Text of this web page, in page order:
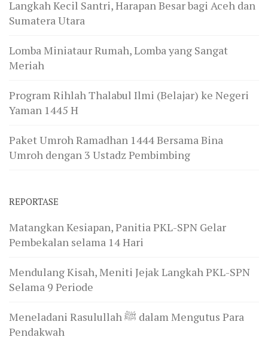
Langkah Kecil Santri, Harapan Besar bagi Aceh dan
Sumatera Utara
Lomba Miniataur Rumah, Lomba yang Sangat
Meriah
Program Rihlah Thalabul Ilmi (Belajar) ke Negeri
Yaman 1445 H
Paket Umroh Ramadhan 1444 Bersama Bina
Umroh dengan 3 Ustadz Pembimbing
REPORTASE
Matangkan Kesiapan, Panitia PKL-SPN Gelar
Pembekalan selama 14 Hari
Mendulang Kisah, Meniti Jejak Langkah PKL-SPN
Selama 9 Periode
Meneladani Rasulullah ﷺ dalam Mengutus Para
Pendakwah